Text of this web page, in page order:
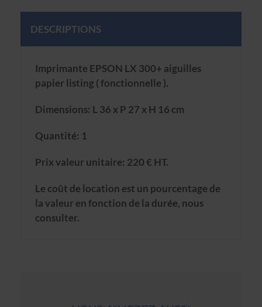
DESCRIPTIONS
Imprimante EPSON LX 300+ aiguilles
papier listing ( fonctionnelle ).
Dimensions: L 36 x P 27 x H 16 cm
Quantité: 1
Prix valeur unitaire: 220 € HT.
Le coût de location est un pourcentage de
la valeur en fonction de la durée, nous
consulter.